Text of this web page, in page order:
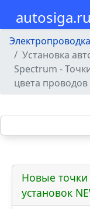
autosiga.ru
Электропроводка
Установка
Spectrum -
цвета проводов
Новые
установок